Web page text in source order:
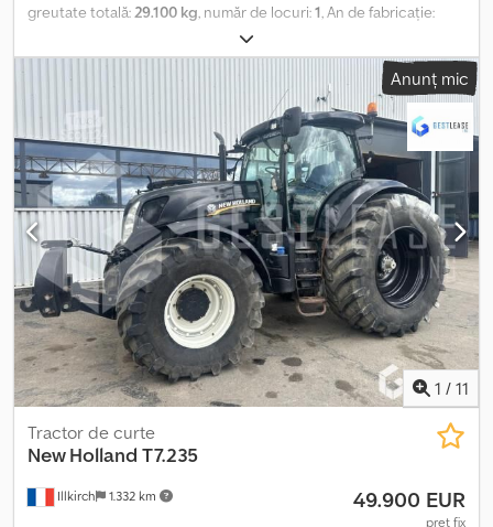
greutate totală: 29.100 kg , număr de locuri:1 , An de fabricație:
16.630 h
cabină, ciocan hidraulic, faruri suplimentare, hidraulică pentru
gripper
, Braț telescopic reglabil Dispozitiv de cuplare rapidă
Șenile de 600 mm Dsdpsv Ak Hzofx Al Aewa Ne rezervăm dreptul
la erori.
Anunț mic
1 / 11
Illkirch 1.332 km
Tractor de curte
New Holland T7.235
49.900 EUR
preț fix